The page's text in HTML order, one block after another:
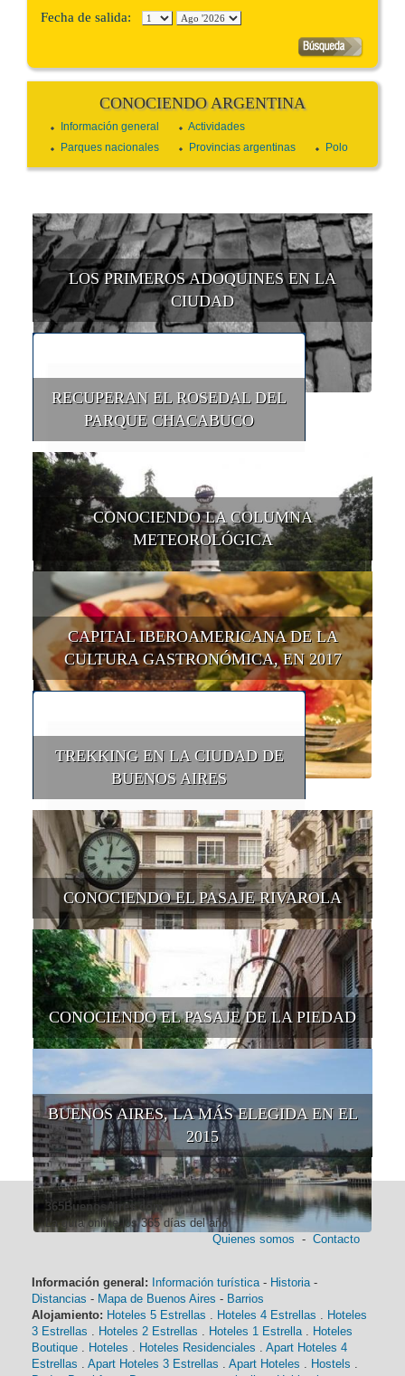
Fecha de salida:
CONOCIENDO ARGENTINA
Información general
Actividades
Parques nacionales
Provincias argentinas Polo
LOS PRIMEROS ADOQUINES EN LA
CIUDAD
RECUPERAN EL ROSEDAL DEL
PARQUE CHACABUCO
CONOCIENDO LA COLUMNA
METEOROLÓGICA
CAPITAL IBEROAMERICANA DE LA
CULTURA GASTRONÓMICA, EN 2017
TREKKING EN LA CIUDAD DE
BUENOS AIRES
CONOCIENDO EL PASAJE RIVAROLA
CONOCIENDO EL PASAJE DE LA PIEDAD
BUENOS AIRES, LA MÁS ELEGIDA EN EL
2015
365BuenosAires.com
La guía online los 365 días del año
Quienes somos - Contacto
Información general: Información turística - Historia -
Distancias - Mapa de Buenos Aires - Barrios
Alojamiento: Hoteles 5 Estrellas Hoteles 4 Estrellas
Hoteles
3 Estrellas
Hoteles 2 Estrellas Hoteles 1 Estrella
Hoteles
Boutique
Hoteles Hoteles Residenciales
Apart Hoteles 4
Estrellas
Apart Hoteles 3 Estrellas Apart Hoteles Hostels